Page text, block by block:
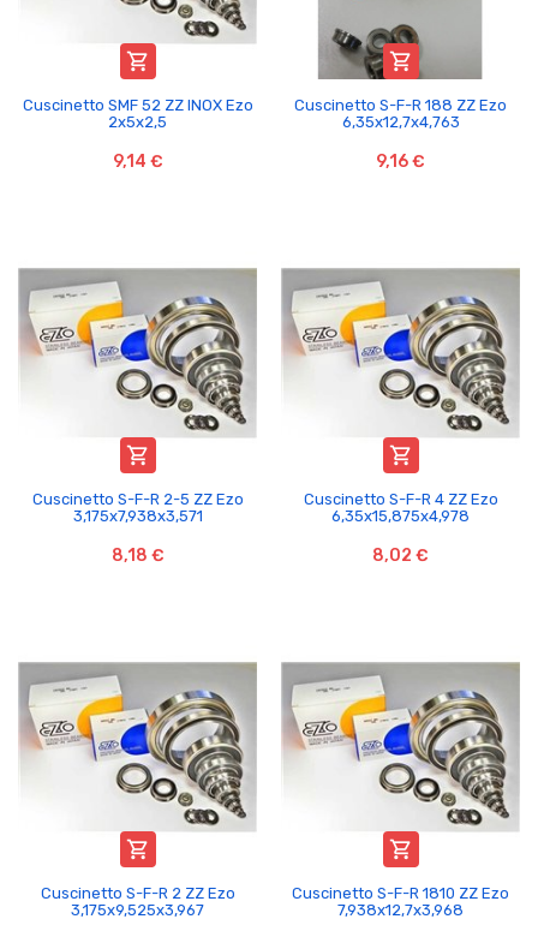

Cuscinetto SMF 52 ZZ INOX Ezo
2x5x2,5
9,14 €

Cuscinetto S-F-R 188 ZZ Ezo
6,35x12,7x4,763
9,16 €

Cuscinetto S-F-R 2-5 ZZ Ezo
3,175x7,938x3,571
8,18 €

Cuscinetto S-F-R 4 ZZ Ezo
6,35x15,875x4,978
8,02 €

Cuscinetto S-F-R 2 ZZ Ezo
3,175x9,525x3,967

Cuscinetto S-F-R 1810 ZZ Ezo
7,938x12,7x3,968